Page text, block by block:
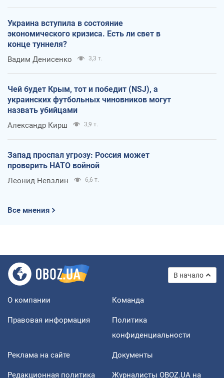
Украина вступила в состояние
экономического кризиса. Есть ли свет в
конце туннеля?
Вадим Денисенко 3,3 т.
Чей будет Крым, тот и победит (NSJ), а
украинских футбольных чиновников могут
назвать убийцами
Александр Кирш 3,9 т.
Запад проспал угрозу: Россия может
проверить НАТО войной
Леонид Невзлин 6,6 т.
Все мнения
В начало
О компании Команда
Правовая информация
Политика
конфиденциальности
Реклама на сайте Документы
Редакционная политика
Журналисты OBOZ.UA на